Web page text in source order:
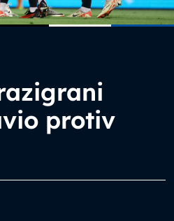
protiv